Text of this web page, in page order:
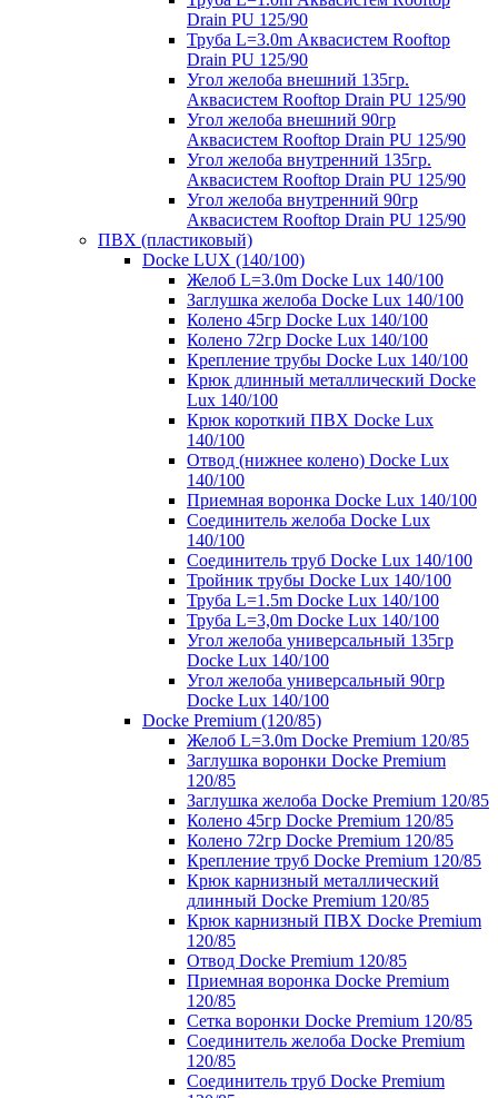
Drain PU 125/90
Труба L=3.0m Аквасистем Rooftop
Drain PU 125/90
Угол желоба внешний 135гр.
Аквасистем Rooftop Drain PU 125/90
Угол желоба внешний 90гр
Аквасистем Rooftop Drain PU 125/90
Угол желоба внутренний 135гр.
Аквасистем Rooftop Drain PU 125/90
Угол желоба внутренний 90гр
Аквасистем Rooftop Drain PU 125/90
ПВХ (пластиковый)
Docke LUX (140/100)
Желоб L=3.0m Docke Lux 140/100
Заглушка желоба Docke Lux 140/100
Колено 45гр Docke Lux 140/100
Колено 72гр Docke Lux 140/100
Крепление трубы Docke Lux 140/100
Крюк длинный металлический Docke
Lux 140/100
Крюк короткий ПВХ Docke Lux
140/100
Отвод (нижнее колено) Docke Lux
140/100
Приемная воронка Docke Lux 140/100
Соединитель желоба Docke Lux
140/100
Соединитель труб Docke Lux 140/100
Тройник трубы Docke Lux 140/100
Труба L=1.5m Docke Lux 140/100
Труба L=3,0m Docke Lux 140/100
Угол желоба универсальный 135гр
Docke Lux 140/100
Угол желоба универсальный 90гр
Docke Lux 140/100
Docke Premium (120/85)
Желоб L=3.0m Docke Premium 120/85
Заглушка воронки Docke Premium
120/85
Заглушка желоба Docke Premium 120/85
Колено 45гр Docke Premium 120/85
Колено 72гр Docke Premium 120/85
Крепление труб Docke Premium 120/85
Крюк карнизный металлический
длинный Docke Premium 120/85
Крюк карнизный ПВХ Docke Premium
120/85
Отвод Docke Premium 120/85
Приемная воронка Docke Premium
120/85
Сетка воронки Docke Premium 120/85
Соединитель желоба Docke Premium
120/85
Соединитель труб Docke Premium